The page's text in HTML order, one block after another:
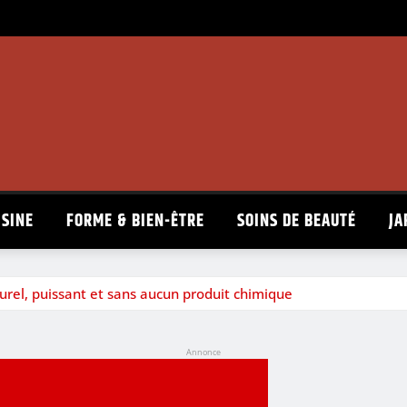
FORME & BIEN-ÊTRE SOINS DE BEAUTÉ
puissant et sans aucun produit chimique
Annonce